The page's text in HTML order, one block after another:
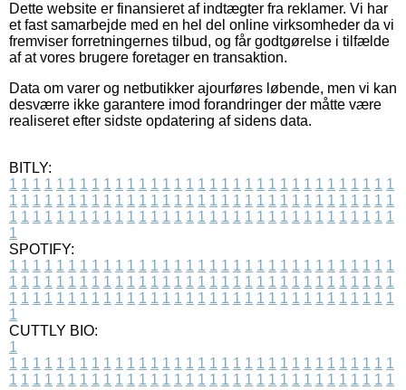
Dette website er finansieret af indtægter fra reklamer. Vi har
et fast samarbejde med en hel del online virksomheder da vi
fremviser forretningernes tilbud, og får godtgørelse i tilfælde
af at vores brugere foretager en transaktion.
Data om varer og netbutikker ajourføres løbende, men vi kan
desværre ikke garantere imod forandringer der måtte være
realiseret efter sidste opdatering af sidens data.
BITLY:
1 1 1 1 1 1 1 1 1 1 1 1 1 1 1 1 1 1 1 1 1 1 1 1 1 1 1 1 1 1 1 1 1
1 1 1 1 1 1 1 1 1 1 1 1 1 1 1 1 1 1 1 1 1 1 1 1 1 1 1 1 1 1 1 1 1
1 1 1 1 1 1 1 1 1 1 1 1 1 1 1 1 1 1 1 1 1 1 1 1 1 1 1 1 1 1 1 1 1
1
SPOTIFY:
1 1 1 1 1 1 1 1 1 1 1 1 1 1 1 1 1 1 1 1 1 1 1 1 1 1 1 1 1 1 1 1 1
1 1 1 1 1 1 1 1 1 1 1 1 1 1 1 1 1 1 1 1 1 1 1 1 1 1 1 1 1 1 1 1 1
1 1 1 1 1 1 1 1 1 1 1 1 1 1 1 1 1 1 1 1 1 1 1 1 1 1 1 1 1 1 1 1 1
1
CUTTLY BIO:
1
1 1 1 1 1 1 1 1 1 1 1 1 1 1 1 1 1 1 1 1 1 1 1 1 1 1 1 1 1 1 1 1 1
1 1 1 1 1 1 1 1 1 1 1 1 1 1 1 1 1 1 1 1 1 1 1 1 1 1 1 1 1 1 1 1 1